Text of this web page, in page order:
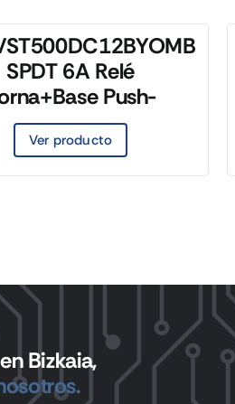
SPDT 6A Relé
Push-
Ver producto
Bizkaia,